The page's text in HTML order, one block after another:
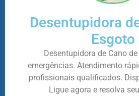
Desentupidora
Esgoto
Desentupidora de Cano
emergências. Atendimento
profissionais qualificados.
Ligue agora e resolva